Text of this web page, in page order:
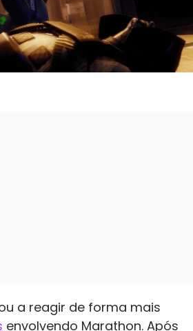
a reagir de forma mais
envolvendo Marathon. Após